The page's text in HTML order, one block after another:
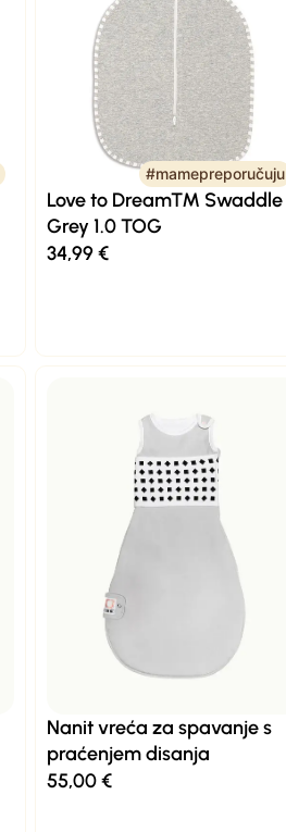
#mamepreporučuju
Love to Dream™ Swaddle
Grey 1.0 TOG
34,99€
Nanit vreća za spavanje s
praćenjem disanja
55,00€